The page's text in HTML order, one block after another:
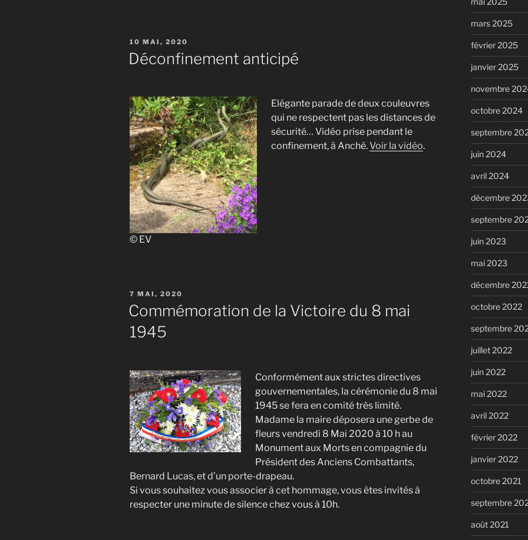
PUBLIÉ
LE
10 MAI, 2020
Déconfinement anticipé
© EV
Elégante parade de deux couleuvres
qui ne respectent pas les distances de
sécurité… Vidéo prise pendant le
confinement, à Anché.Voir la vidéo.
PUBLIÉ
LE
7 MAI, 2020
Commémoration de la Victoire du 8 mai
1945
Conformément aux strictes directives
gouvernementales, la cérémonie du 8 mai
1945 se fera en comité très limité.
Madame la maire déposera une gerbe de
fleurs vendredi 8 Mai 2020 à 10 h au
Monument aux Morts en compagnie du
Président des Anciens Combattants,
Bernard Lucas, et d’un porte-drapeau.
Si vous souhaitez vous associer à cet hommage, vous êtes invités à
respecter une minute de silence chez vous à 10h.
mars 2025
février 2025
janvier 2025
novembre
octobre 2024
septembre
juin 2024
avril 2024
décembre
septembre
juin 2023
mai 2023
décembre
octobre 2022
septembre
juillet 2022
juin 2022
mai 2022
avril 2022
février 2022
janvier 2022
octobre 2021
septembre
août 2021